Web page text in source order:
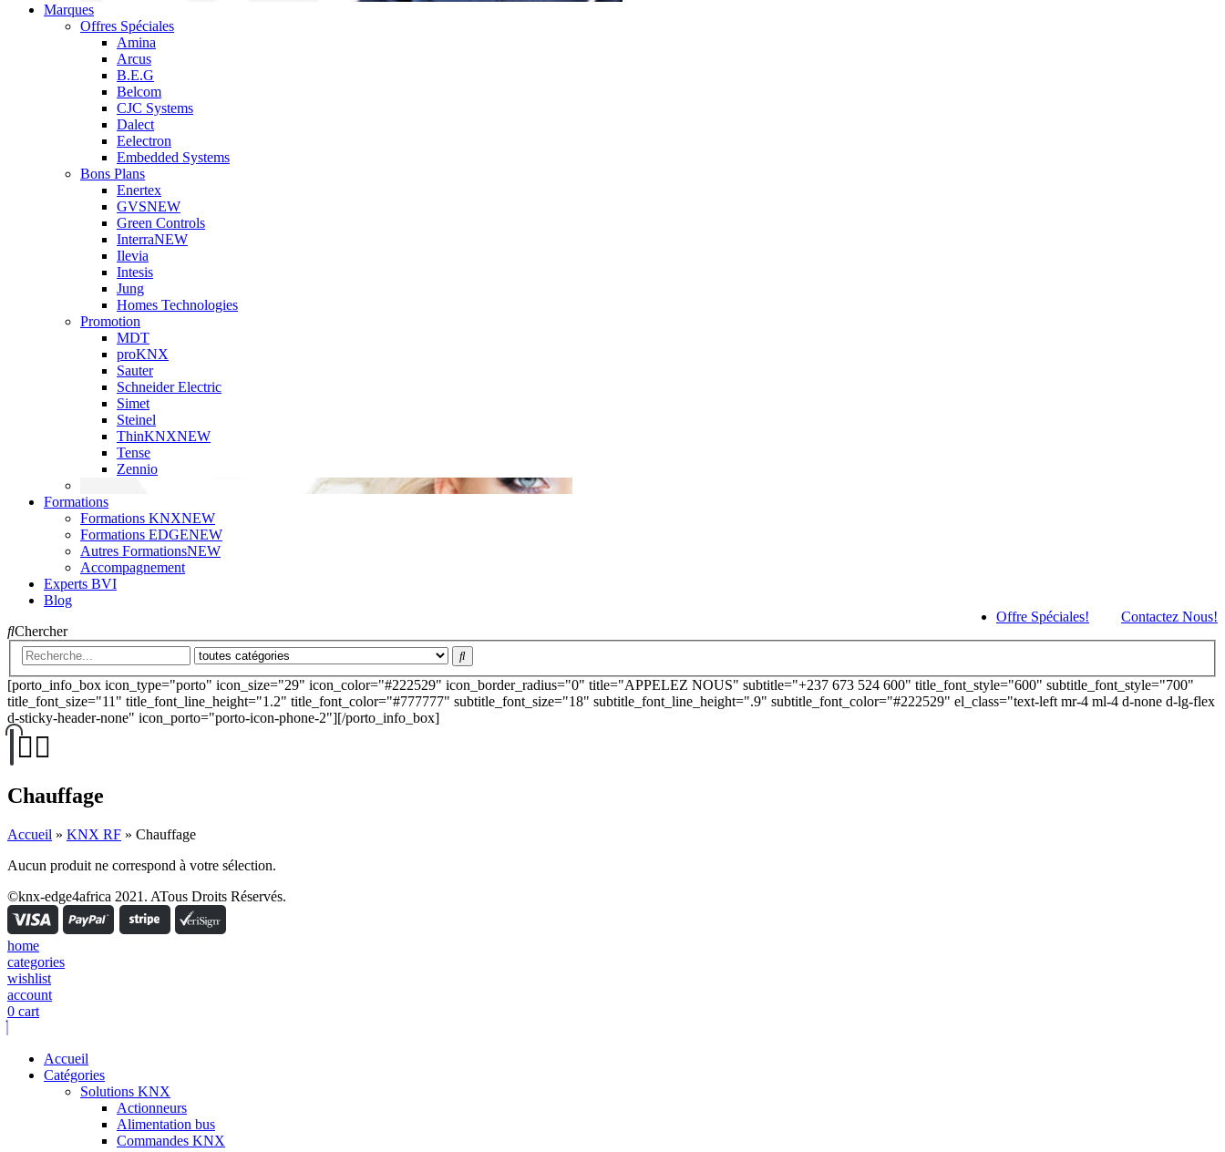
Marques
Offres Spéciales
Amina
Arcus
B.E.G
Belcom
CJC Systems
Dalect
Eelectron
Embedded Systems
Bons Plans
Enertex
GVSNEW
Green Controls
InterraNEW
Ilevia
Intesis
Jung
Homes Technologies
Promotion
MDT
proKNX
Sauter
Schneider Electric
Simet
Steinel
ThinKNXNEW
Tense
Zennio
Formations
Formations KNXNEW
Formations EDGENEW
Autres FormationsNEW
Accompagnement
Experts BVI
Blog
Offre Spéciales!
Contactez Nous!
Chercher
[porto_info_box icon_type="porto" icon_size="29" icon_color="#222529" icon_border_radius="0" title="APPELEZ NOUS" subtitle="+237 673 524 600" title_font_style="600" subtitle_font_style="700"
title_font_size="11" title_font_line_height="1.2" title_font_color="#777777" subtitle_font_size="18" subtitle_font_line_height=".9" subtitle_font_color="#222529" el_class="text-left mr-4 ml-4 d-none d-lg-flex
d-sticky-header-none" icon_porto="porto-icon-phone-2"][/porto_info_box]
Chauffage
Accueil » KNX RF » Chauffage
Aucun produit ne correspond à votre sélection.
©knx-edge4africa 2021. ATous Droits Réservés.
home
categories
wishlist
account
0 cart
Accueil
Catégories
Solutions KNX
Actionneurs
Alimentation bus
Commandes KNX